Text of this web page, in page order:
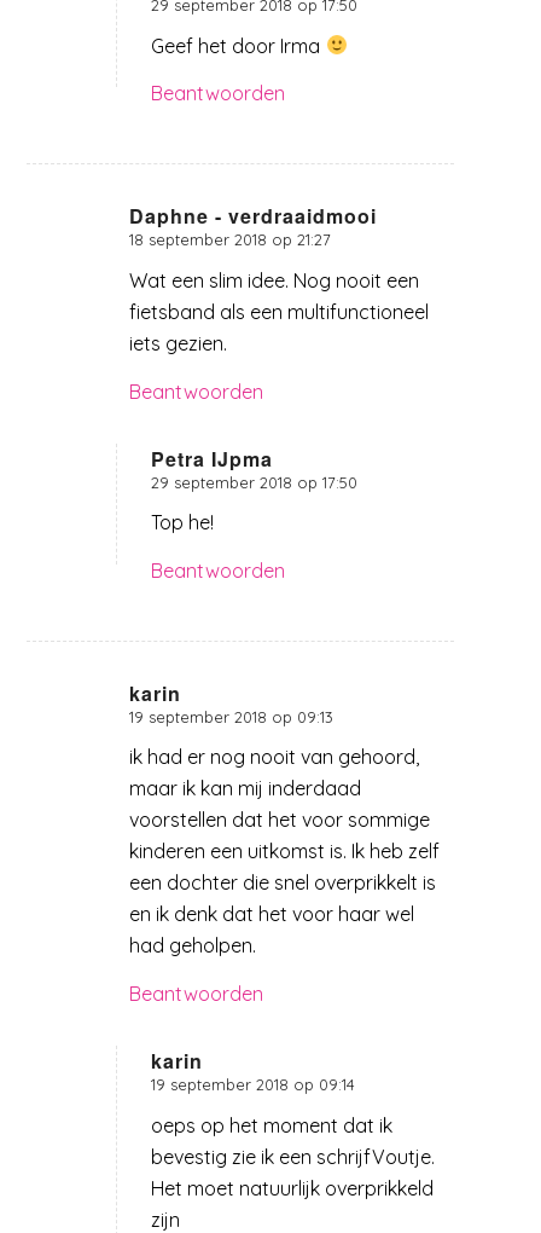
zegt:
29 september 2018 op 17:50
Geef het door Irma
Beantwoorden
Daphne - verdraaidmooi
zegt:
18 september 2018 op 21:27
Wat een slim idee. Nog nooit een
fietsband als een multifunctioneel
iets gezien.
Beantwoorden
Petra IJpma
zegt:
29 september 2018 op 17:50
Top he!
Beantwoorden
karin
zegt:
19 september 2018 op 09:13
ik had er nog nooit van gehoord,
maar ik kan mij inderdaad
voorstellen dat het voor sommige
kinderen een uitkomst is. Ik heb zelf
een dochter die snel overprikkelt is
en ik denk dat het voor haar wel
had geholpen.
Beantwoorden
karin
zegt:
19 september 2018 op 09:14
oeps op het moment dat ik
bevestig zie ik een schrijfVoutje.
Het moet natuurlijk overprikkeld
zijn